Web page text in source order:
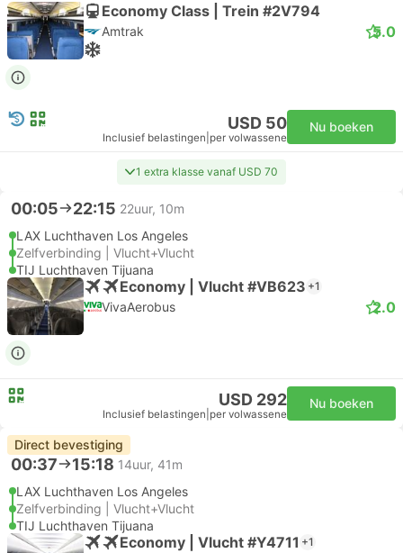
Economy Class | Trein #2V794
Amtrak 5.0
USD 50
Inclusief belastingen per volwassene
Nu boeken
1 extra klasse vanaf USD 70
00:05 22:15 22uur, 10m
LAX Luchthaven Los Angeles
Zelfverbinding | Vlucht+Vlucht
TIJ Luchthaven Tijuana
Economy | Vlucht #VB623 +1
VivaAerobus 2.0
USD 292
Inclusief belastingen per volwassene
Nu boeken
Direct bevestiging
00:37 15:18 14uur, 41m
LAX Luchthaven Los Angeles
Zelfverbinding | Vlucht+Vlucht
TIJ Luchthaven Tijuana
Economy | Vlucht #Y4711 +1